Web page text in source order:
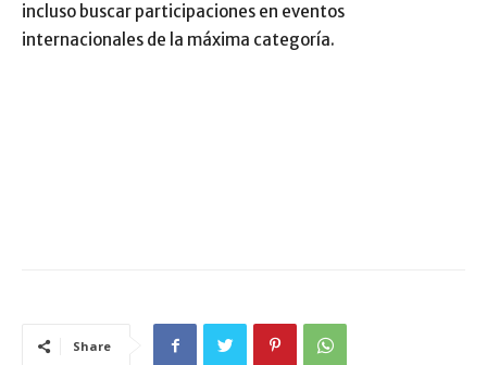
incluso buscar participaciones en eventos
internacionales de la máxima categoría.
Share